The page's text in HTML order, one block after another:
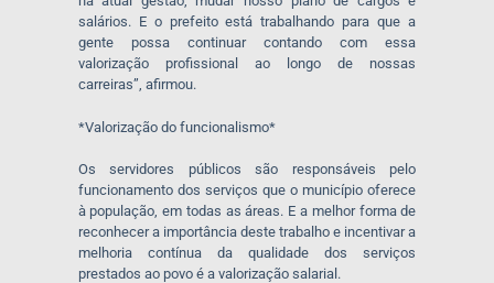
salários. E o prefeito está trabalhando para que a
gente possa continuar contando com essa
valorização profissional ao longo de nossas
carreiras”, afirmou.
*Valorização do funcionalismo*
Os servidores públicos são responsáveis pelo
funcionamento dos serviços que o município oferece
à população, em todas as áreas. E a melhor forma de
reconhecer a importância deste trabalho e incentivar a
melhoria contínua da qualidade dos serviços
prestados ao povo é a valorização salarial.